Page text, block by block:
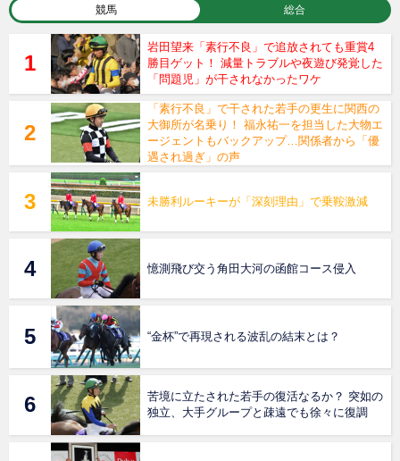
競馬 総合
岩田望来「素行不良」で追放されても重賞4
勝目ゲット！ 減量トラブルや夜遊び発覚した
「問題児」が干されなかったワケ
「素行不良」で干された若手の更生に関西の
大御所が名乗り！ 福永祐一を担当した大物エ
ージェントもバックアップ…関係者から「優
遇され過ぎ」の声
未勝利ルーキーが「深刻理由」で乗鞍激減
憶測飛び交う角田大河の函館コース侵入
“金杯”で再現される波乱の結末とは？
苦境に立たされた若手の復活なるか？ 突如の
独立、大手グループと疎遠でも徐々に復調